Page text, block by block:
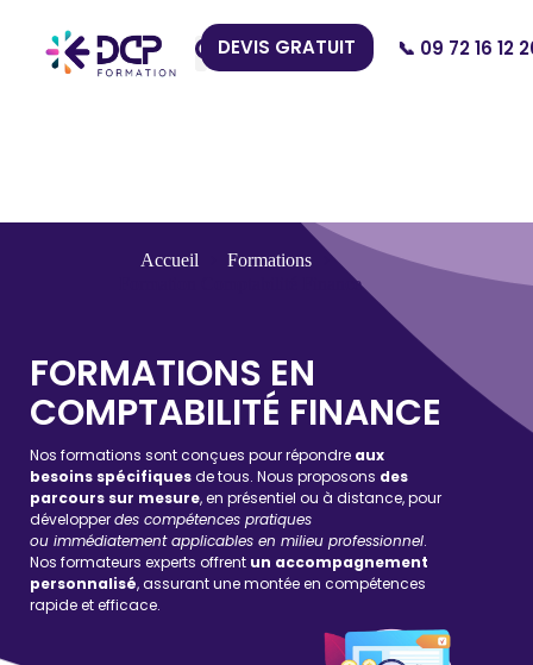
DEVIS GRATUIT 📞 09 72 16 12
Accueil
Formations
Formation Comptabilité Finance
FORMATIONS EN
COMPTABILITÉ FINANCE
Nos formations sont conçues pour répondre aux
besoins spécifiquesde tous. Nous proposons des
parcours sur mesure, en présentiel ou à distance, pour
développerdes compétences pratiques
ou immédiatement applicables en milieu professionnel.
Nos formateurs experts offrent un accompagnement
personnalisé, assurant une montée en compétences
rapide et efficace.